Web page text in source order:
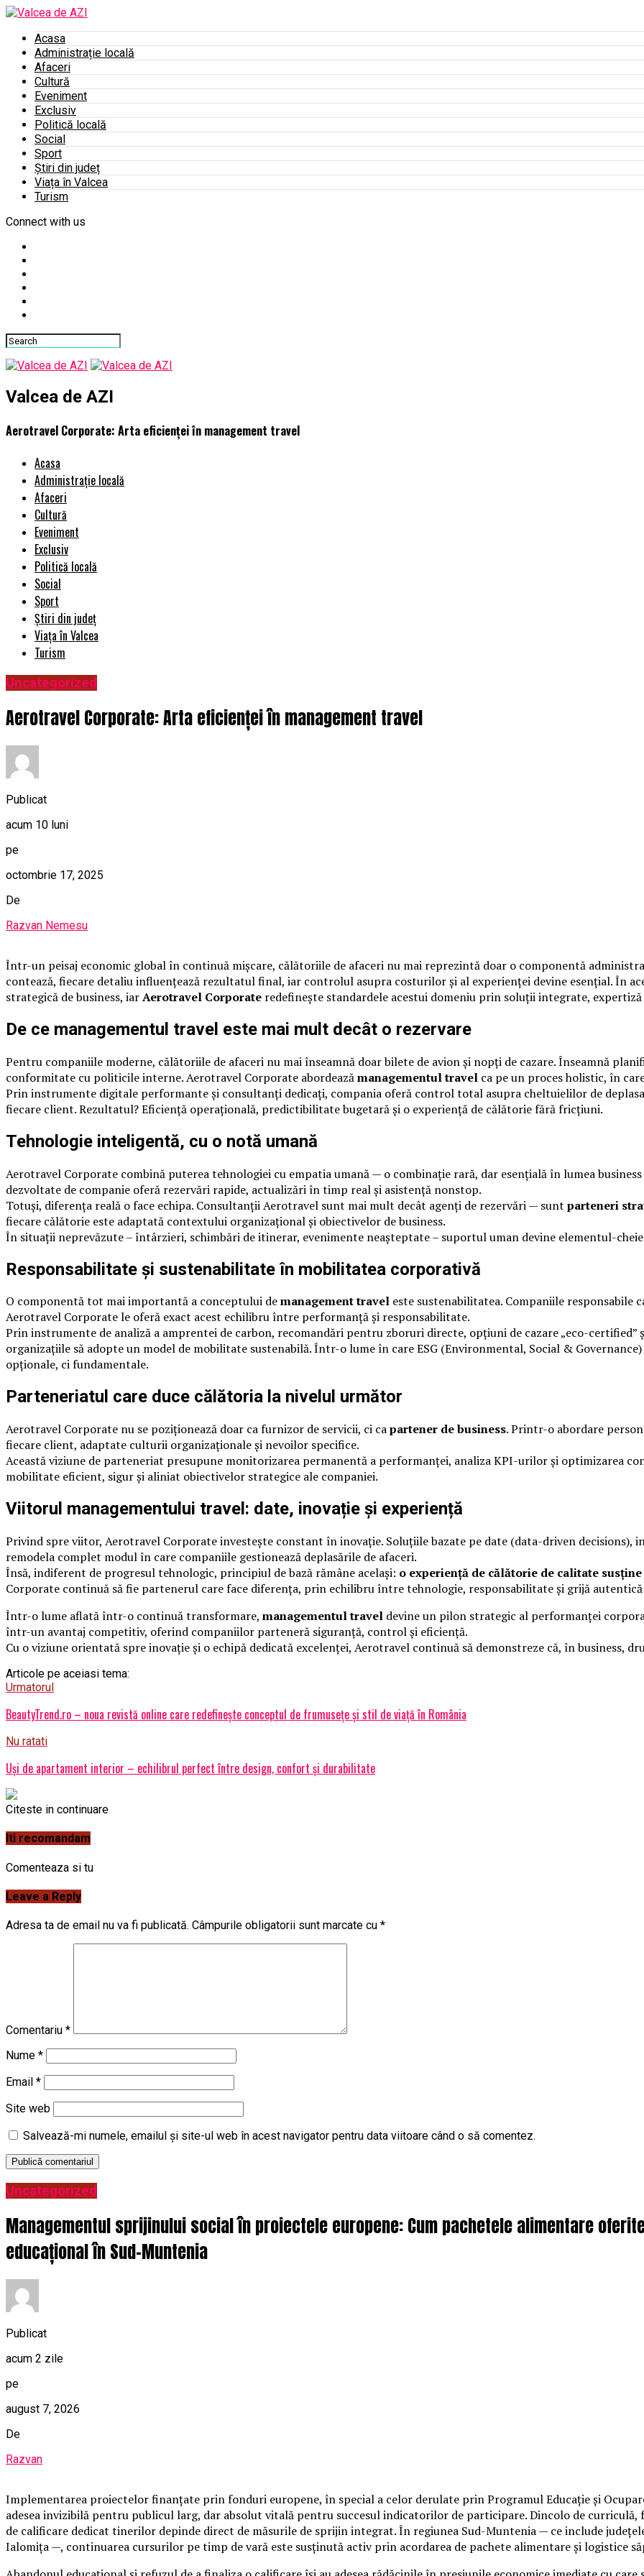
Acasa
Administrație locală
Afaceri
Cultură
Eveniment
Exclusiv
Politică locală
Social
Sport
Știri din județ
Viața în Valcea
Turism
Connect with us
Valcea de AZI
Aerotravel Corporate: Arta eficienței în management travel
Acasa
Administrație locală
Afaceri
Cultură
Eveniment
Exclusiv
Politică locală
Social
Sport
Știri din județ
Viața în Valcea
Turism
Uncategorized
Aerotravel Corporate: Arta eficienței în management travel
Publicat
acum 10 luni
pe
octombrie 17, 2025
De
Razvan Nemesu
Într-un peisaj economic global în continuă mișcare, călătoriile de afaceri nu mai reprezintă doar o componentă
contează, fiecare detaliu influențează rezultatul final, iar controlul asupra costurilor și al experienței devine esențial. În
strategică de business, iarAerotravel Corporate redefinește standardele acestui domeniu prin soluții integrate,
De ce managementul travel este mai mult decât o rezervare
Pentru companiile moderne, călătoriile de afaceri nu mai înseamnă doar bilete de avion și nopți de cazare. Înseamnă
conformitate cu politicile interne. Aerotravel Corporate abordeazămanagementul travel ca pe un proces holistic, în
Prin instrumente digitale performante și consultanți dedicați, compania oferă control total asupra cheltuielilor de
fiecare client. Rezultatul? Eficiență operațională, predictibilitate bugetară și o experiență de călătorie fără fricțiuni.
Tehnologie inteligentă, cu o notă umană
Aerotravel Corporate combină puterea tehnologiei cu empatia umană — o combinație rară, dar esențială în lumea
dezvoltate de companie oferă rezervări rapide, actualizări în timp real și asistență nonstop.
Totuși, diferența reală o face echipa. Consultanții Aerotravel sunt mai mult decât agenți de rezervări — sunt parteneri
fiecare călătorie este adaptată contextului organizațional și obiectivelor de business.
În situații neprevăzute – întârzieri, schimbări de itinerar, evenimente neașteptate – suportul uman devine elementul-
Responsabilitate și sustenabilitate în mobilitatea corporativă
O componentă tot mai importantă a conceptului demanagement travel este sustenabilitatea. Companiile responsabile
Aerotravel Corporate le oferă exact acest echilibru între performanță și responsabilitate.
Prin instrumente de analiză a amprentei de carbon, recomandări pentru zboruri directe, opțiuni de cazare „eco-
organizațiile să adopte un model de mobilitate sustenabilă. Într-o lume în care ESG (Environmental, Social &
opționale, ci fundamentale.
Parteneriatul care duce călătoria la nivelul următor
Aerotravel Corporate nu se poziționează doar ca furnizor de servicii, ci capartener de business. Printr-o abordare
fiecare client, adaptate culturii organizaționale și nevoilor specifice.
Această viziune de parteneriat presupune monitorizarea permanentă a performanței, analiza KPI-urilor și optimizarea
mobilitate eficient, sigur și aliniat obiectivelor strategice ale companiei.
Viitorul managementului travel: date, inovație și experiență
Privind spre viitor, Aerotravel Corporate investește constant în inovație. Soluțiile bazate pe date (data-driven
remodela complet modul în care companiile gestionează deplasările de afaceri.
Însă, indiferent de progresul tehnologic, principiul de bază rămâne același: o experiență de călătorie de calitate
Corporate continuă să fie partenerul care face diferența, prin echilibru între tehnologie, responsabilitate și grijă
Într-o lume aflată într-o continuă transformare, managementul travel devine un pilon strategic al performanței
într-un avantaj competitiv, oferind companiilor parteneră siguranță, control și eficiență.
Cu o viziune orientată spre inovație și o echipă dedicată excelenței, Aerotravel continuă să demonstreze că, în business,
Articole pe aceiasi tema:
Urmatorul
BeautyTrend.ro – noua revistă online care redefinește conceptul de frumusețe și stil de viață în România
Nu ratati
Uși de apartament interior – echilibrul perfect între design, confort și durabilitate
Citeste in continuare
Iti recomandam
Comenteaza si tu
Leave a Reply
Adresa ta de email nu va fi publicată. Câmpurile obligatorii sunt marcate cu *
Comentariu *
Nume *
Email *
Site web
Salvează-mi numele, emailul și site-ul web în acest navigator pentru data viitoare când o să comentez.
Uncategorized
Managementul sprijinului social în proiectele europene: Cum pachetele alimentare
educațional în Sud-Muntenia
Publicat
acum 2 zile
pe
august 7, 2026
De
Razvan
Implementarea proiectelor finanțate prin fonduri europene, în special a celor derulate prin Programul Educație și
adesea invizibilă pentru publicul larg, dar absolut vitală pentru succesul indicatorilor de participare. Dincolo de
de calificare dedicat tinerilor depinde direct de măsurile de sprijin integrat. În regiunea Sud-Muntenia — ce include
Ialomița —, continuarea cursurilor pe timp de vară este susținută activ prin acordarea de pachete alimentare și logistice